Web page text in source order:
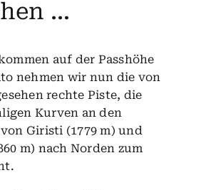
…
auf der Passhöhe
nehmen wir nun die von
rechte Piste, die
Kurven an den
Giristi (1779 m) und
m) nach Norden zum